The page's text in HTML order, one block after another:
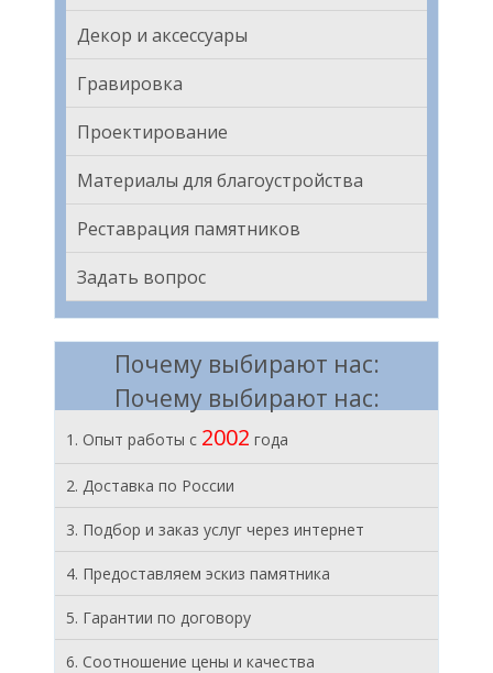
Декор и аксессуары
Гравировка
Проектирование
Материалы для благоустройства
Реставрация памятников
Задать вопрос
Почему выбирают нас:
Почему выбирают нас:
1. Опыт работы с 2002 года
2. Доставка по России
3. Подбор и заказ услуг через интернет
4. Предоставляем эскиз памятника
5. Гарантии по договору
6. Соотношение цены и качества